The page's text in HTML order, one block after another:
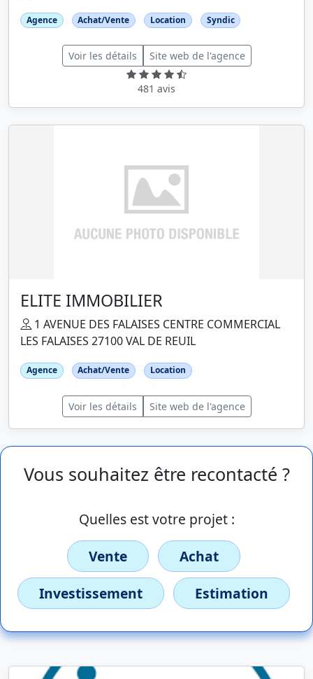
Agence Achat/Vente Location Syndic
Voir les détails Site web de l'agence
481 avis
ELITE IMMOBILIER
1 AVENUE DES FALAISES CENTRE COMMERCIAL
LES FALAISES 27100 VAL DE REUIL
Agence Achat/Vente Location
Voir les détails Site web de l'agence
Vous souhaitez être recontacté ?
Quelles est votre projet :
Vente
Achat
Investissement
Estimation